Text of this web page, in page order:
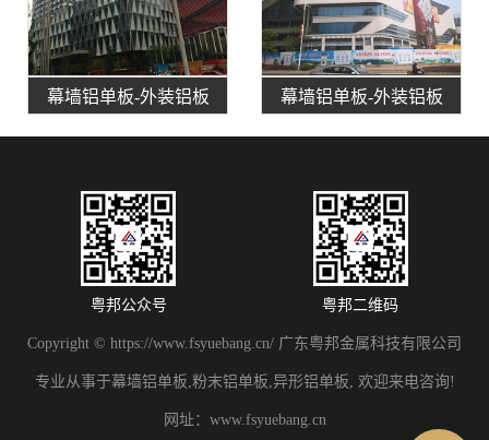
幕墙铝单板-外装铝板 幕墙铝单板-外装铝板
粤邦公众号 粤邦二维码
Copyright © https://www.fsyuebang.cn/ 广东粤邦金属科技有限公司
专业从事于幕墙铝单板,粉末铝单板,异形铝单板, 欢迎来电咨询!
网址： www.fsyuebang.cn